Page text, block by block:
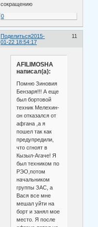
сокращению
0
Поделиться 11
2015-
01-22 18:54:17
AFILIMOSHA
написал(а):
Помню Зиновия
Бензаря!!! А еще
был бортовой
техник Мелехин-
он отказался от
афгана ,а я
пошел так как
предупредили,
что сгноят в
Кызыл-Агаче! Я
был техником по
РЭО,потом
начальником
группы ЗАС, а
Вася все мне
мешал уйти на
борт и занял мое
место. Я после